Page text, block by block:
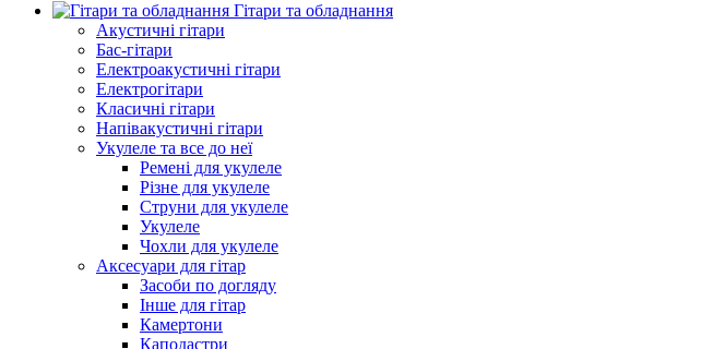
Гітари та обладнання
Акустичні гітари
Бас-гітари
Електроакустичні гітари
Електрогітари
Класичні гітари
Напівакустичні гітари
Укулеле та все до неї
Ремені для укулеле
Різне для укулеле
Струни для укулеле
Укулеле
Чохли для укулеле
Аксесуари для гітар
Засоби по догляду
Інше для гітар
Камертони
Каподастри